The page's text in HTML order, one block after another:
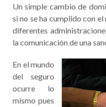
Un simple cambio de
si no se ha cumplido con
diferentes
la comunicación de una
En el mundo
del seguro
ocurre lo
mismo pues